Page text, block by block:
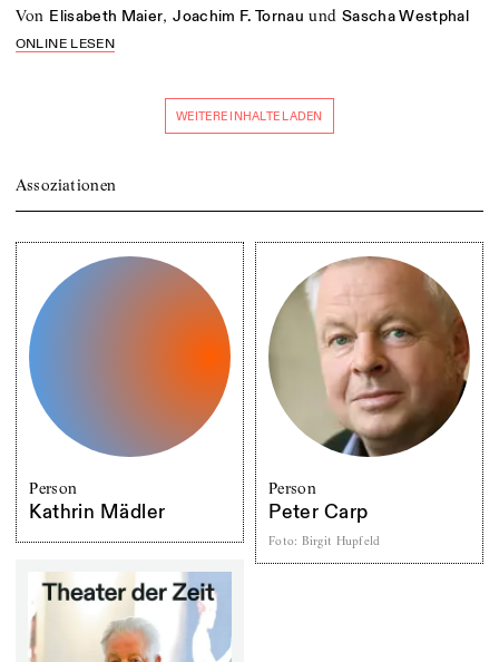
von Elisabeth Maier,Joachim F. Tornau und Sascha Westphal
ONLINE LESEN
WEITERE INHALTE LADEN
Assoziationen
Person
Kathrin Mädler
Person
Peter Carp
Foto: Birgit Hupfeld